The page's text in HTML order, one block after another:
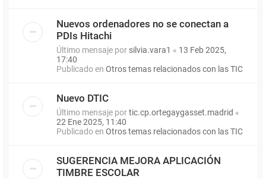
Nuevos ordenadores no se conectan a
PDIs Hitachi
Último mensaje por silvia.vara1 « 13 Feb 2025,
17:40
Publicado en Otros temas relacionados con las TIC
Nuevo DTIC
Último mensaje portic.cp.ortegaygasset.madrid «
22 Ene 2025, 11:40
Publicado en Otros temas relacionados con las TIC
SUGERENCIA MEJORA APLICACIÓN
TIMBRE ESCOLAR